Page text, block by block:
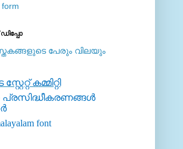
പേരും വിലയും
കമ്മിറ്റി
font